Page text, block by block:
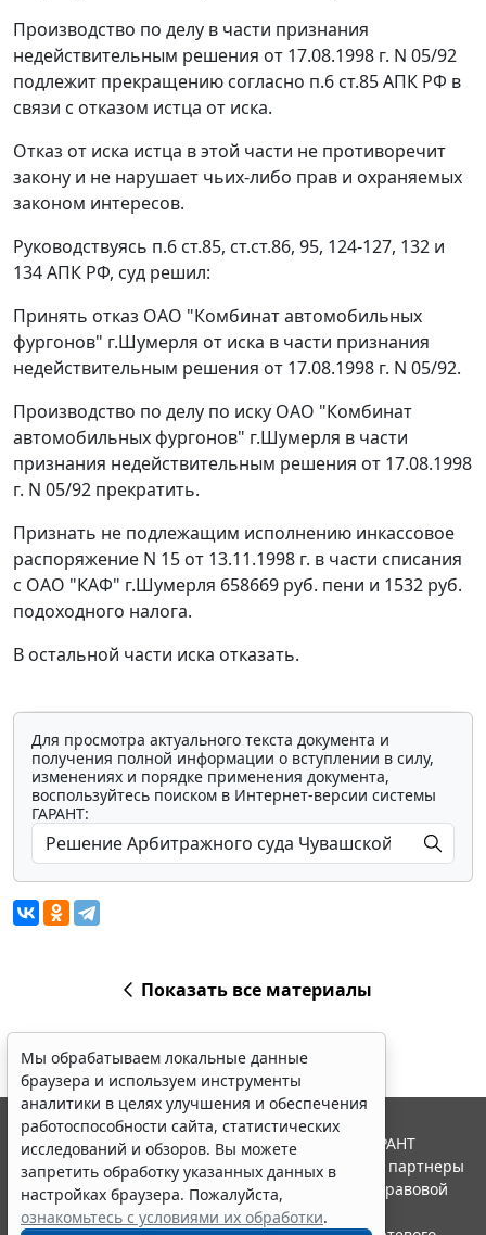
Производство по делу в части признания
недействительным решения от 17.08.1998 г. N 05/92
подлежит прекращению согласно п.6 ст.85АПК РФ в
связи с отказом истца от иска.
Отказ от иска истца в этой части не противоречит
закону и не нарушает чьих-либо прав и охраняемых
законом интересов.
Руководствуясь п.6 ст.85, ст.ст.86, 95, 124-127, 132 и
134АПК РФ, суд решил:
Принять отказ ОАО "Комбинат автомобильных
фургонов" г.Шумерля от иска в части признания
недействительным решения от 17.08.1998 г. N 05/92.
Производство по делу по иску ОАО "Комбинат
автомобильных фургонов" г.Шумерля в части
признания недействительным решения от 17.08.1998
г. N 05/92 прекратить.
Признать не подлежащим исполнению инкассовое
распоряжение N 15 от 13.11.1998 г. в части списания
с ОАО "КАФ" г.Шумерля 658669 руб. пени и 1532 руб.
подоходного налога.
В остальной части иска отказать.
Для просмотра актуального текста документа и
получения полной информации о вступлении в силу,
изменениях и порядке применения документа,
воспользуйтесь поиском в Интернет-версии системы
ГАРАНТ:
Показать все материалы
Мы обрабатываем локальные данные
браузера и используем инструменты
аналитики в целях улучшения и обеспечения
работоспособности сайта, статистических
исследований и обзоров. Вы можете
запретить обработку указанных данных в
настройках браузера. Пожалуйста,
ознакомьтесь с условиями их обработки.
© ООО "НПП "ГАРАНТ-СЕРВИС", 2026. Система ГАРАНТ
выпускается с 1990 года. Компания "Гарант" и ее партнеры
являются участниками Российской ассоциации правовой
информации ГАРАНТ.